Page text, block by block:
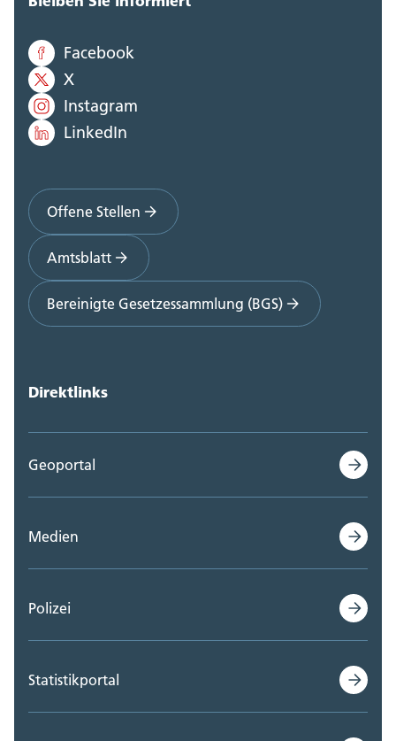
Facebook
X
Instagram
LinkedIn
Offene Stellen
Amtsblatt
Bereinigte Gesetzessammlung (BGS)
Direktlinks
Geoportal
Medien
Polizei
Statistikportal